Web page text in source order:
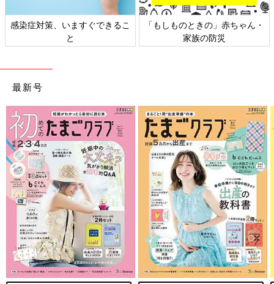
感染症対策、いますぐできるこ
と
「もしものときの」赤ちゃん・
家族の防災
最新号